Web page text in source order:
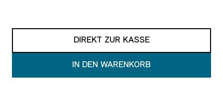
DIREKT ZUR KASSE
IN DEN WARENKORB